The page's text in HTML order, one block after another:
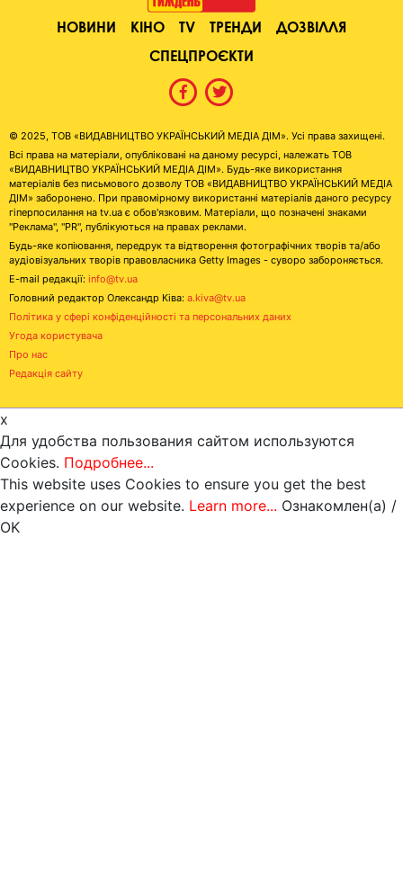
НОВИНИ КІНО TV ТРЕНДИ
ДОЗВІЛЛЯ
СПЕЦПРОЄКТИ
© 2025, ТОВ «ВИДАВНИЦТВО УКРАЇНСЬКИЙ МЕДІА ДІМ». Усі права захищені.
Всі права на матеріали, опубліковані на даному ресурсі, належать ТОВ
«ВИДАВНИЦТВО УКРАЇНСЬКИЙ МЕДІА ДІМ». Будь-яке використання
матеріалів без письмового дозволу ТОВ «ВИДАВНИЦТВО УКРАЇНСЬКИЙ МЕДІА
ДІМ» заборонено. При правомірному використанні матеріалів даного ресурсу
гіперпосилання на tv.ua є обов'язковим. Матеріали, що позначені знаками
"Реклама", "PR", публікуються на правах реклами.
Будь-яке копіювання, передрук та відтворення фотографічних творів та/або
аудіовізуальних творів правовласника Getty Images - суворо забороняється.
E-mail редакції: info@tv.ua
Головний редактор Олександр Ківа: a.kiva@tv.ua
Політика у сфері конфіденційності та персональних даних
Угода користувача
Про нас
Редакція сайту
x
Для удобства пользования сайтом используются
Cookies. Подробнее...
This website uses Cookies to ensure you get the best
experience on our website. Learn more... Ознакомлен(а) /
OK